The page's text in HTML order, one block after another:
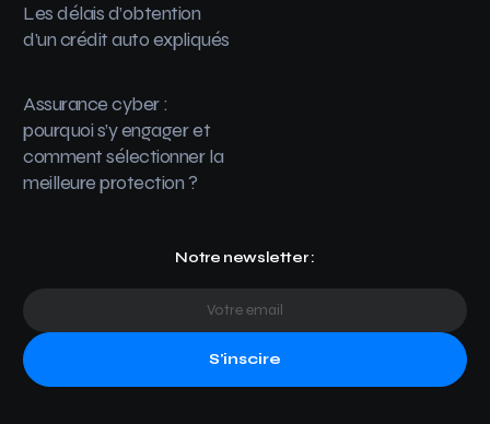
Les délais d’obtention
d’un crédit auto expliqués
Assurance cyber :
pourquoi s’y engager et
comment sélectionner la
meilleure protection ?
Notre newsletter :
S'inscire